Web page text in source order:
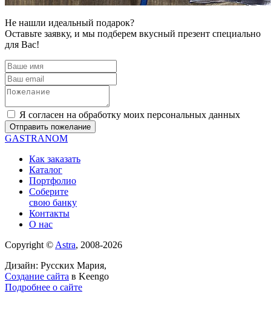
Не нашли идеальный подарок?
Оставьте заявку, и мы подберем вкусный презент специально
для Вас!
Я согласен на обработку моих персональных данных
GASTRANOM
Как заказать
Каталог
Портфолио
Соберите
свою банку
Контакты
О нас
Copyright © Astra, 2008-2026
Дизайн: Русских Мария,
Создание сайта в Keengo
Подробнее о сайте